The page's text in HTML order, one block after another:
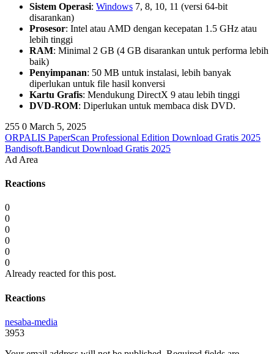
Sistem Operasi: Windows 7, 8, 10, 11 (versi 64-bit
disarankan)
Prosesor: Intel atau AMD dengan kecepatan 1.5 GHz atau
lebih tinggi
RAM: Minimal 2 GB (4 GB disarankan untuk performa lebih
baik)
Penyimpanan: 50 MB untuk instalasi, lebih banyak
diperlukan untuk file hasil konversi
Kartu Grafis: Mendukung DirectX 9 atau lebih tinggi
DVD-ROM: Diperlukan untuk membaca disk DVD.
255 0 March 5, 2025
ORPALIS PaperScan Professional Edition Download Gratis 2025
Bandisoft.Bandicut Download Gratis 2025
Ad Area
Reactions
0
0
0
0
0
0
Already reacted for this post.
Reactions
nesaba-media
3953